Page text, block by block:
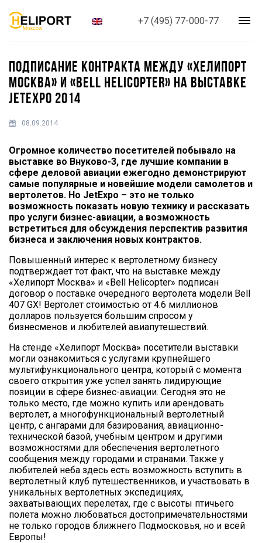
+7 (495) 77-000-77
ПОДПИСАНИЕ КОНТРАКТА МЕЖДУ «ХЕЛИПОРТ
МОСКВА» И «BELL HELICOPTER» НА ВЫСТАВКЕ
JETEXPO 2014
08.09.2014
Огромное количество посетителей побывало на
выставке во Внуково-3, где лучшие компании в
сфере деловой авиации ежегодно демонстрируют
самые популярные и новейшие модели самолетов и
вертолетов. Но JetExpo – это не только
возможность показать новую технику и рассказать
про услуги бизнес-авиации, а возможность
встретиться для обсуждения перспектив развития
бизнеса и заключения новых контрактов.
Повышенный интерес к вертолетному бизнесу
подтверждает тот факт, что на выставке между
«Хелипорт Москва» и «Bell Helicopter» подписан
договор о поставке очередного вертолета модели Bell
407 GX! Вертолет стоимостью от 4.6 миллионов
долларов пользуется большим спросом у
бизнесменов и любителей авиапутешествий.
На стенде «Хелипорт Москва» посетители выставки
могли ознакомиться с услугами крупнейшего
мультифункционального центра, который с момента
своего открытия уже успел занять лидирующие
позиции в сфере бизнес-авиации. Сегодня это не
только место, где можно купить или арендовать
вертолет, а многофункциональный вертолетный
центр, с ангарами для базирования, авиационно-
технической базой, учебным центром и другими
возможностями для обеспечения вертолетного
сообщения между городами и странами. Также у
любителей неба здесь есть возможность вступить в
вертолетный клуб путешественников, и участвовать в
уникальных вертолетных экспедициях,
захватывающих перелетах, где с высоты птичьего
полета можно любоваться достопримечательностями
не только городов ближнего Подмосковья, но и всей
Европы!